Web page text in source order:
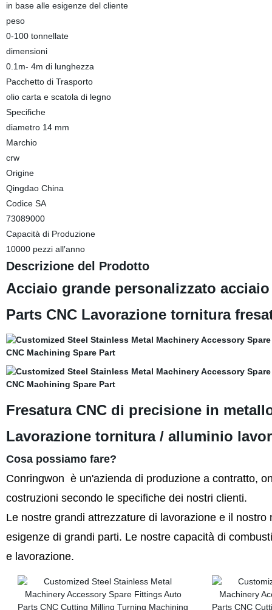
in base alle esigenze del cliente
peso
0-100 tonnellate
dimensioni
0.1m- 4m di lunghezza
Pacchetto di Trasporto
olio carta e scatola di legno
Specifiche
diametro 14 mm
Marchio
crw
Origine
Qingdao China
Codice SA
73089000
Capacità di Produzione
10000 pezzi all′anno
Descrizione del Prodotto
Acciaio grande personalizzato
Parts CNC Lavorazione tornitura
Fresatura CNC di precisione in
Lavorazione tornitura / alluminio
Cosa possiamo fare?
Conringwon è un'azienda di produzione a contratto,
costruzioni secondo le specifiche dei nostri clienti.
Le nostre grandi attrezzature di lavorazione e il
esigenze di grandi parti. Le nostre capacità di
e lavorazione.